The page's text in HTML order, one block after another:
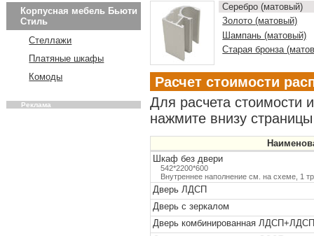
Серебро (матовый)
Золото (матовый)
Шампань (матовый)
Старая бронза
Расчет стоимости
Для расчета стоимости
нажмите внизу
Шкаф без двери
542*2200*600
Внутреннее наполнение см. на схеме, 1
Дверь ЛДСП
Дверь с зеркалом
Дверь комбинированная
Корпусная мебель Бьюти
Стиль
Стеллажи
Платяные шкафы
Комоды
Реклама